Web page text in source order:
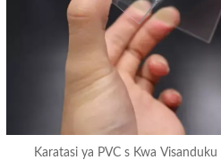
Karatasi ya PVC s Kwa Visanduku